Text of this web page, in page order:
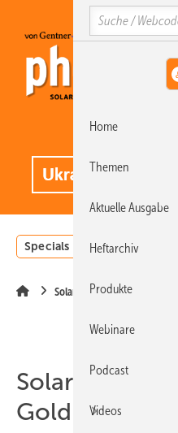
Hauptinhalt
Hauptmenü
SiteSearch
Specials
Solarparks
Solarnet
Goldbeck
Search
Home
Themen
Aktuelle Ausgabe
Heftarchiv
Produkte
Webinare
Podcast
Videos